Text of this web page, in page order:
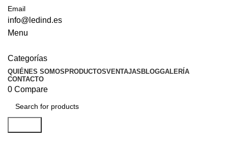
Email
info@ledind.es
Menu
Categorías
QUIÉNES SOMOS PRODUCTOSVENTAJAS BLOGGALERÍA
CONTACTO
0 Compare